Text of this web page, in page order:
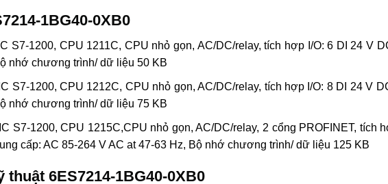
1BG40-0XB0
S7-1200, CPU 1211C, CPU nhỏ gọn, AC/DC/relay, tích hợp I/O: 6 DI 24 V
nhớ chương trình/ dữ liệu 50 KB
S7-1200, CPU 1212C, CPU nhỏ gọn, AC/DC/relay, tích hợp I/O: 8 DI 24 V
nhớ chương trình/ dữ liệu 75 KB
S7-1200, CPU 1215C,CPU nhỏ gọn, AC/DC/relay, 2 cổng PROFINET, tích
cấp: AC 85-264 V AC at 47-63 Hz, Bộ nhớ chương trình/ dữ liệu 125 KB
6ES7214-1BG40-0XB0